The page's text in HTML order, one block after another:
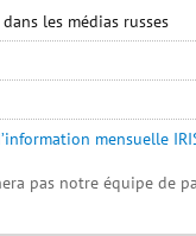
les médias russes
mensuelle
pas notre équipe de